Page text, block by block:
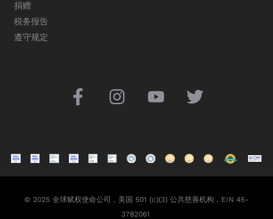
捐赠
税务报告
遵守规定
© 2025 全球赋权使命公司，美国 501 (c)(3) 公共慈善机构，EIN 45-
3782061